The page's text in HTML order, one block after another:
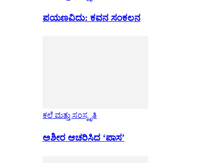
ಪಯಣವಿದು: ಕವನ ಸಂಕಲನ
ಕಲೆ ಮತ್ತು ಸಂಸ್ಕೃತಿ
ಅಶೀರ ಆಚರಿಸಿದ ‘ಪಾಸ’